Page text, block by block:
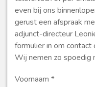
even bij ons
gerust een afspraak
adjunct-directeur
formulier in om
Wij nemen zo spoedig
Voornaam *